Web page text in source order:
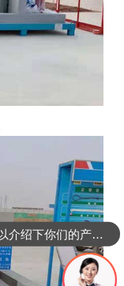
可以介绍下你们的产品么